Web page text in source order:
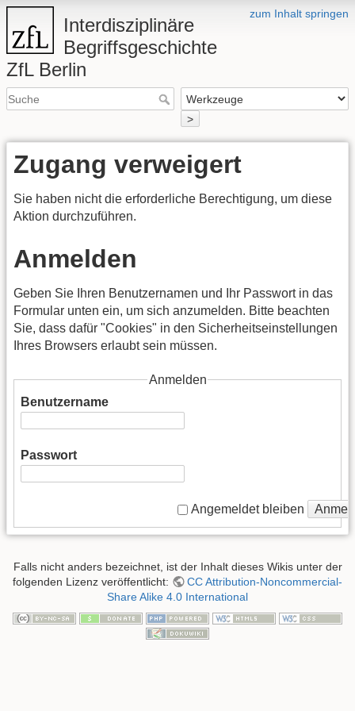
zum Inhalt springen
Interdisziplinäre
Begriffsgeschichte
ZfL Berlin
>
Zugang verweigert
Sie haben nicht die erforderliche Berechtigung, um diese
Aktion durchzuführen.
Anmelden
Geben Sie Ihren Benutzernamen und Ihr Passwort in das
Formular unten ein, um sich anzumelden. Bitte beachten
Sie, dass dafür "Cookies" in den Sicherheitseinstellungen
Ihres Browsers erlaubt sein müssen.
Anmelden
Benutzername
Passwort
Angemeldet bleiben
Falls nicht anders bezeichnet, ist der Inhalt dieses Wikis unter der
folgenden Lizenz veröffentlicht:
CC Attribution-Noncommercial-
Share Alike 4.0 International